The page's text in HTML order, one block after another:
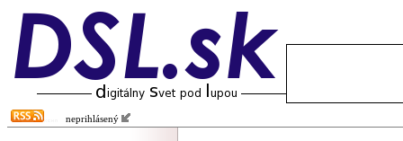
neprihlásený